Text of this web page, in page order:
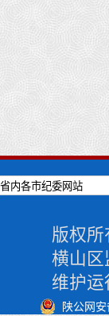
版权
横山区
维护
陕公网